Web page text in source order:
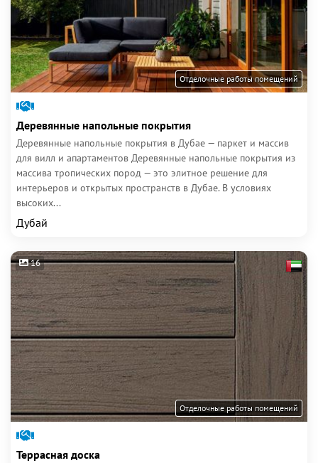
Отделочные работы помещений
Деревянные напольные покрытия
Деревянные напольные покрытия в Дубае — паркет и массив
для вилл и апартаментов Деревянные напольные покрытия из
массива тропических пород — это элитное решение для
интерьеров и открытых пространств в Дубае. В условиях
высоких...
Дубай
16
Отделочные работы помещений
Террасная доска